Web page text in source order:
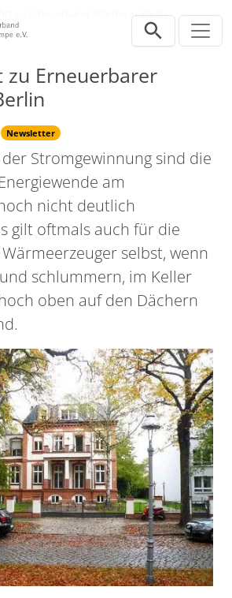
zu Erneuerbarer Wärme in Berlin
zu Erneuerbarer
Newsletter
Stromgewinnung sind die
am
nicht deutlich
gilt oftmals auch für die
selbst, wenn
schlummern, im Keller
oben auf den Dächern